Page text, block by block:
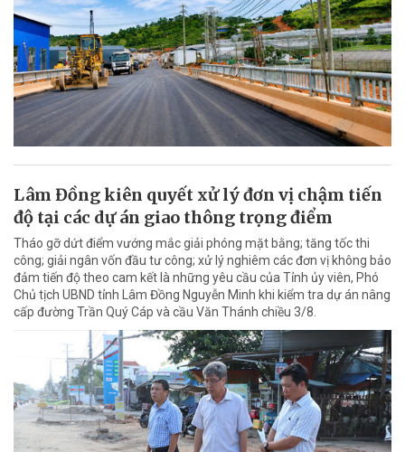
Lâm Đồng kiên quyết xử lý đơn vị chậm tiến
độ tại các dự án giao thông trọng điểm
Tháo gỡ dứt điểm vướng mắc giải phóng mặt bằng; tăng tốc thi
công; giải ngân vốn đầu tư công; xử lý nghiêm các đơn vị không bảo
đảm tiến độ theo cam kết là những yêu cầu của Tỉnh ủy viên, Phó
Chủ tịch UBND tỉnh Lâm Đồng Nguyễn Minh khi kiểm tra dự án nâng
cấp đường Trần Quý Cáp và cầu Văn Thánh chiều 3/8.